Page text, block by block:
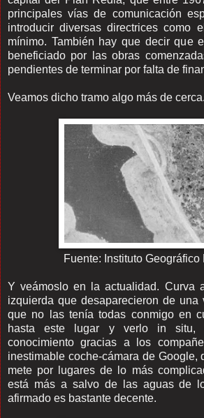
principales vías de comunicación
introducir diversas directrices como
mínimo. También hay que decir que
beneficiado por las obras
pendientes de terminar por falta de
Veamos dicho tramo algo más de
Fuente: Instituto Geográfico
Y veámoslo en la actualidad. Curva
izquierda que desaparecieron de una
que no las tenía todas conmigo en
hasta este lugar y verlo in situ,
conocimiento gracias a los
inestimable coche-cámara de Google,
mete por lugares de lo más
está más a salvo de las aguas de
afirmado es bastante decente.